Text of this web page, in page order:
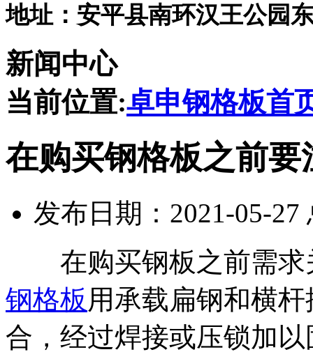
地址：安平县南环汉王公园
新闻中心
当前位置:卓申钢格板首
在购买钢格板​之前要
发布日期：2021-05-27
在购买钢板之前需求
钢格板 用承载扁钢和横
合，经过焊接或压锁加